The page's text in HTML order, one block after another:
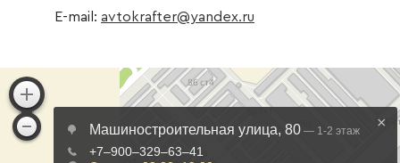
E-mail: avtokrafter@yandex.ru